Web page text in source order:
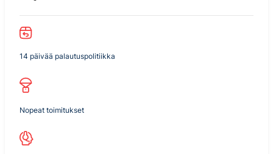
14 päivää palautuspolitiikka
Nopeat toimitukset